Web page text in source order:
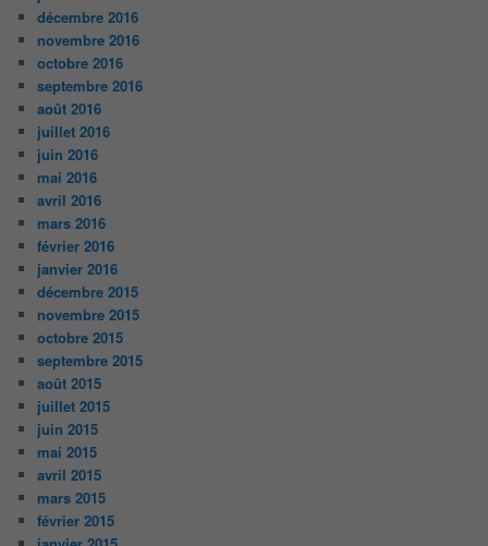
décembre 2016
novembre 2016
octobre 2016
septembre 2016
août 2016
juillet 2016
juin 2016
mai 2016
avril 2016
mars 2016
février 2016
janvier 2016
décembre 2015
novembre 2015
octobre 2015
septembre 2015
août 2015
juillet 2015
juin 2015
mai 2015
avril 2015
mars 2015
février 2015